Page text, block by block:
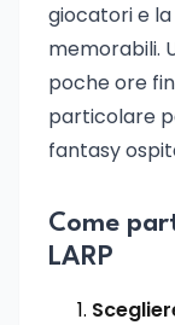
giocatori e
memorabili.
poche ore
particolare
fantasy
Come
LARP